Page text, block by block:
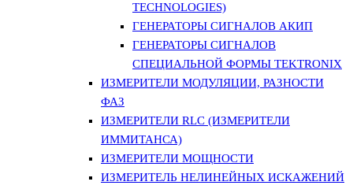
TECHNOLOGIES)
ГЕНЕРАТОРЫ СИГНАЛОВ АКИП
ГЕНЕРАТОРЫ СИГНАЛОВ
СПЕЦИАЛЬНОЙ ФОРМЫ TEKTRONIX
ИЗМЕРИТЕЛИ МОДУЛЯЦИИ, РАЗНОСТИ
ФАЗ
ИЗМЕРИТЕЛИ RLC (ИЗМЕРИТЕЛИ
ИММИТАНСА)
ИЗМЕРИТЕЛИ МОЩНОСТИ
ИЗМЕРИТЕЛЬ НЕЛИНЕЙНЫХ ИСКАЖЕНИЙ